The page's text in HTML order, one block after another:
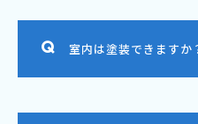
室内は塗装できますか